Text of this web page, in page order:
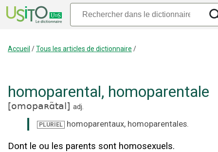
Accueil /Tous les articles de dictionnaire /
homoparental, homoparentale
[omopaʀɑ̃tal ] adj.
PLURIEL homoparentaux, homoparentales.
Dont le ou les parents sont homosexuels.